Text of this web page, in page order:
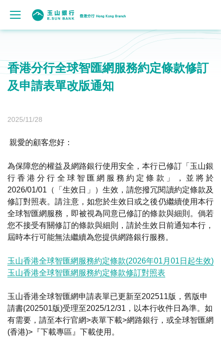
香港分行全球智匯網服務約定條款修訂
及申請表單改版通知
2025/11/28
親愛的顧客您好：
為保障您的權益及網路銀行使用安全，本行已修訂「玉山銀
行香港分行全球智匯網服務約定條款」，並將於
2026/01/01（「生效日」）生效，請您撥冗閱讀約定條款及
修訂對照表。請注意，如您於生效日或之後仍繼續使用本行
全球智匯網服務，即被視為同意已修訂的條款與細則。倘若
您不接受有關修訂的條款與細則，請於生效日前通知本行，
屆時本行可能無法繼續為您提供網路銀行服務。
玉山香港全球智匯網服務約定條款(2026年01月01日起生效)
玉山香港全球智匯網服務約定條款修訂對照表
玉山香港全球智匯網申請表單已更新至202511版，舊版申
請書(202501版)受理至2025/12/31，以本行收件日為準。如
有需要，請至本行官網>表單下載>網路銀行，或全球智匯網
(香港)>『下載專區』下載使用。